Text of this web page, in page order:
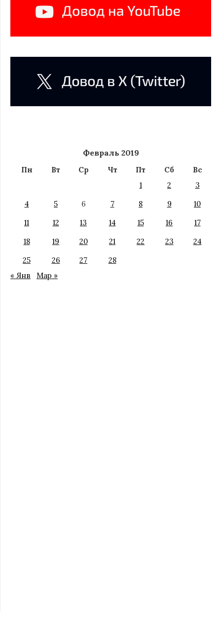
Февраль 2019
Пн Вт Ср Чт Пт Сб
Вс
1
2
3
4
5 6 7 8 9
10
11
12 13 14 15 16
17
18
19 20 21 22 23
24
25
26 27
28
« Янв
Мар »